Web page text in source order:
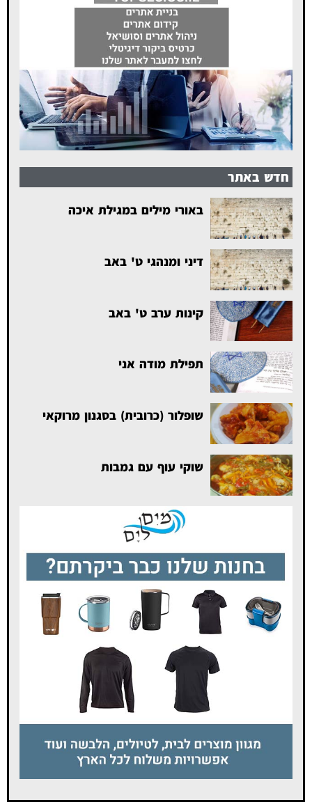
חדש באתר
באורי מילים במגילת איכה
דיני ומנהגי ט' באב
קינות ערב ט' באב
תפילת מודה אני
שופלור (כרובית) בסגנון מרוקאי
שוקי עוף עם גמבות